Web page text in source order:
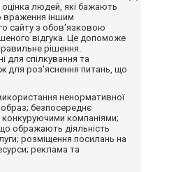
оцінка людей, які бажають
враження іншим
сайту з обов'язковою
відгука. Це допоможе
рішення.
для спілкування та
для роз'яснення питань, що
ненормативної
безпосереднє
конкуруючими компаніями;
ображають діяльність
розміщення посилань на
реклама та